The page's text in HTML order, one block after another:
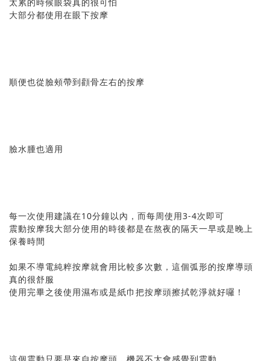
大部分都使用在眼下按摩
順便也從臉頰帶到顴骨左右的按摩
臉水腫也適用
每一次使用建議在10分鐘以內，而每周使用3-4次即可
震動按摩我大部分使用的時後都是在熬夜的隔天一早或是晚上
保養時間
如果不導電純粹按摩就會用比較多次數，這個弧形的按摩導頭
真的很舒服
使用完畢之後使用濕布或是紙巾把按摩頭擦拭乾淨就好囉！